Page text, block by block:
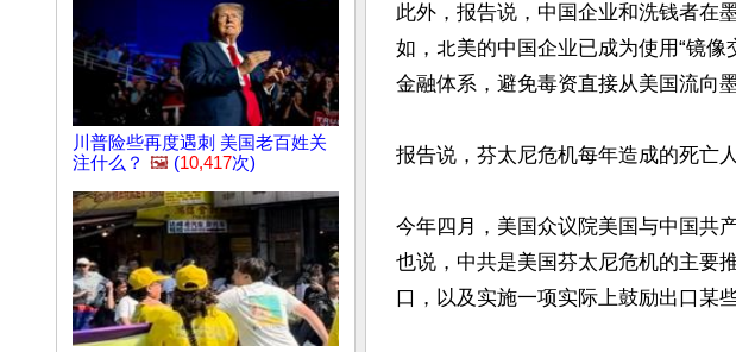
川普险些再度遇刺 美国老百姓关
注什么？ 🖼️ (10,417次)
此外，报告说，中国企业和洗钱者在
如，北美的中国企业已成为使用“镜
金融体系，避免毒资直接从美国流向
报告说，芬太尼危机每年造成的死亡
今年四月，美国众议院美国与中国共
也说，中共是美国芬太尼危机的主要
口，以及实施一项实际上鼓励出口某